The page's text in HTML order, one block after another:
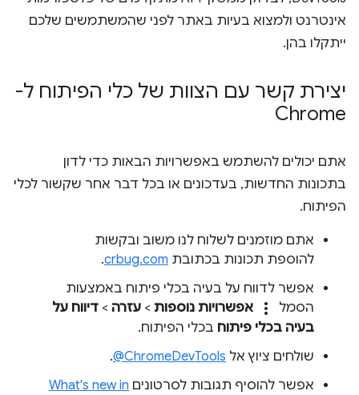
אינטרנט ולמצוא בעיות באתר לפני שהמשתמשים שלכם
ייתקלו בהן.
יצירת קשר עם הצוות של כלי הפיתוח ל-
Chrome
אתם יכולים להשתמש באפשרויות הבאות כדי לדון
בתכונות החדשות, בעדכונים או בכל דבר אחר שקשור לכלי
הפיתוח.
אתם מוזמנים לשלוח לנו משוב ובקשות
להוספת תכונות בכתובת crbug.com
.
אפשר לדווח על בעיה בכלי פיתוח באמצעות
הסמל
more_vert אפשרויות נוספות > עזרה > דיווח על
בעיה בכלי פיתוח בכלי הפיתוח.
שולחים ציוץ אל ‎@ChromeDevTools
.
אפשר להוסיף תגובות לסרטונים What's new in